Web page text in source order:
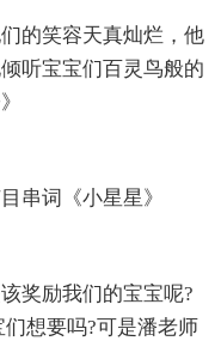
的笑容天真灿烂，他
听宝宝们百灵鸟般的
串词《小星星》
奖励我们的宝宝呢?
想要吗?可是潘老师